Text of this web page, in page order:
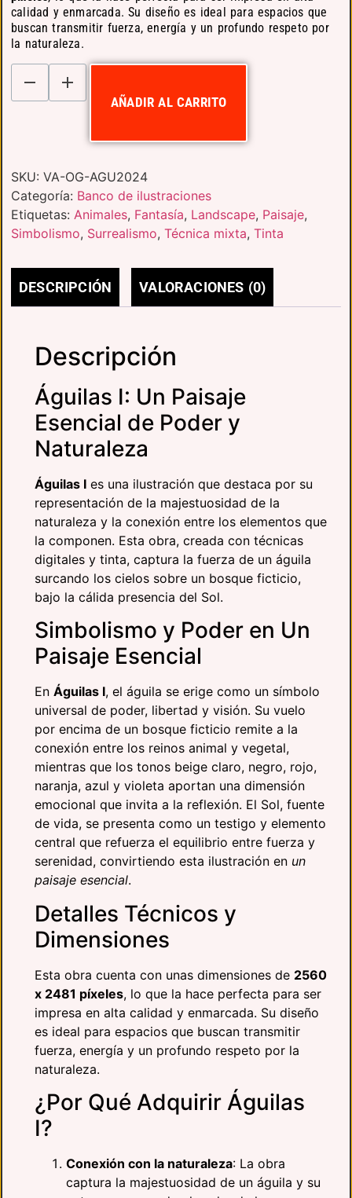
calidad y enmarcada. Su diseño es ideal para espacios que
buscan transmitir fuerza, energía y un profundo respeto por
la naturaleza.
AÑADIR AL CARRITO
SKU: VA-OG-AGU2024
Categoría: Banco de ilustraciones
Etiquetas: Animales, Fantasía, Landscape, Paisaje,
Simbolismo, Surrealismo, Técnica mixta, Tinta
DESCRIPCIÓN VALORACIONES (0)
Descripción
Águilas I: Un Paisaje
Esencial de Poder y
Naturaleza
Águilas I es una ilustración que destaca por su
representación de la majestuosidad de la
naturaleza y la conexión entre los elementos que
la componen. Esta obra, creada con técnicas
digitales y tinta, captura la fuerza de un águila
surcando los cielos sobre un bosque ficticio,
bajo la cálida presencia del Sol.
Simbolismo y Poder en Un
Paisaje Esencial
En Águilas I, el águila se erige como un símbolo
universal de poder, libertad y visión. Su vuelo
por encima de un bosque ficticio remite a la
conexión entre los reinos animal y vegetal,
mientras que los tonos beige claro, negro, rojo,
naranja, azul y violeta aportan una dimensión
emocional que invita a la reflexión. El Sol, fuente
de vida, se presenta como un testigo y elemento
central que refuerza el equilibrio entre fuerza y
serenidad, convirtiendo esta ilustración en un
paisaje esencial.
Detalles Técnicos y
Dimensiones
Esta obra cuenta con unas dimensiones de 2560
x 2481 píxeles, lo que la hace perfecta para ser
impresa en alta calidad y enmarcada. Su diseño
es ideal para espacios que buscan transmitir
fuerza, energía y un profundo respeto por la
naturaleza.
¿Por Qué Adquirir Águilas
I?
Conexión con la naturaleza: La obra
captura la majestuosidad de un águila y su